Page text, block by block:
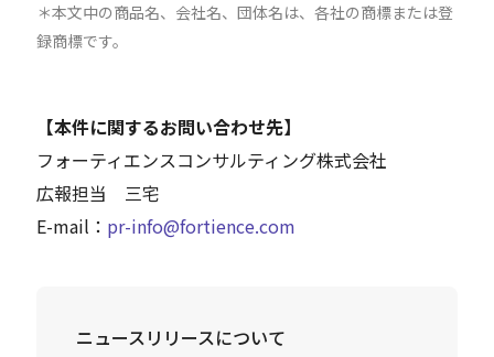
＊本文中の商品名、会社名、団体名は、各社の商標または登
録商標です。
【本件に関するお問い合わせ先】
フォーティエンスコンサルティング株式会社
広報担当 三宅
E-mail： pr-info@fortience.com
ニュースリリースについて